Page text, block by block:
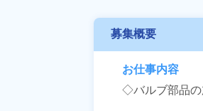
募集概要
お仕事内容
◇バルブ部品